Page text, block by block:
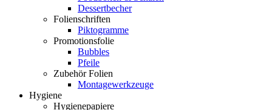
Dessertbecher
Folienschriften
Piktogramme
Promotionsfolie
Bubbles
Pfeile
Zubehör Folien
Montagewerkzeuge
Hygiene
Hygienepapiere